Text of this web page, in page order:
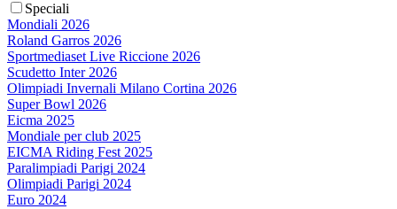
Speciali
Mondiali 2026
Roland Garros 2026
Sportmediaset Live Riccione 2026
Scudetto Inter 2026
Olimpiadi Invernali Milano Cortina 2026
Super Bowl 2026
Eicma 2025
Mondiale per club 2025
EICMA Riding Fest 2025
Paralimpiadi Parigi 2024
Olimpiadi Parigi 2024
Euro 2024